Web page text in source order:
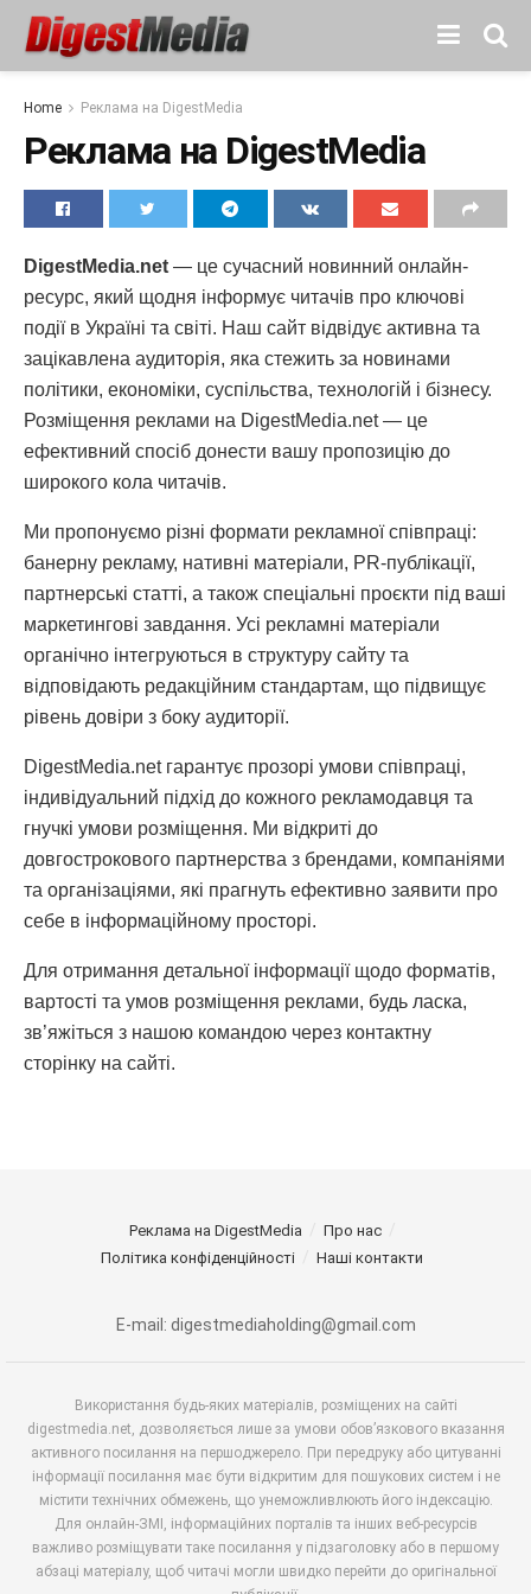
Home Реклама на DigestMedia
Реклама на DigestMedia
DigestMedia.net — це сучасний новинний онлайн-
ресурс, який щодня інформує читачів про ключові
події в Україні та світі. Наш сайт відвідує активна та
зацікавлена аудиторія, яка стежить за новинами
політики, економіки, суспільства, технологій і бізнесу.
Розміщення реклами на DigestMedia.net — це
ефективний спосіб донести вашу пропозицію до
широкого кола читачів.
Ми пропонуємо різні формати рекламної співпраці:
банерну рекламу, нативні матеріали, PR-публікації,
партнерські статті, а також спеціальні проєкти під ваші
маркетингові завдання. Усі рекламні матеріали
органічно інтегруються в структуру сайту та
відповідають редакційним стандартам, що підвищує
рівень довіри з боку аудиторії.
DigestMedia.net гарантує прозорі умови співпраці,
індивідуальний підхід до кожного рекламодавця та
гнучкі умови розміщення. Ми відкриті до
довгострокового партнерства з брендами, компаніями
та організаціями, які прагнуть ефективно заявити про
себе в інформаційному просторі.
Для отримання детальної інформації щодо форматів,
вартості та умов розміщення реклами, будь ласка,
зв’яжіться з нашою командою через контактну
сторінку на сайті.
Реклама на DigestMedia
Про нас
Політика конфіденційності
Наші контакти
E-mail: digestmediaholding@gmail.com
Використання будь-яких матеріалів, розміщених на сайті
digestmedia.net, дозволяється лише за умови обов’язкового вказання
активного посилання на першоджерело. При передруку або цитуванні
інформації посилання має бути відкритим для пошукових систем і не
містити технічних обмежень, що унеможливлюють його індексацію.
Для онлайн-ЗМІ, інформаційних порталів та інших веб-ресурсів
важливо розміщувати таке посилання у підзаголовку або в першому
абзаці матеріалу, щоб читачі могли швидко перейти до оригінальної